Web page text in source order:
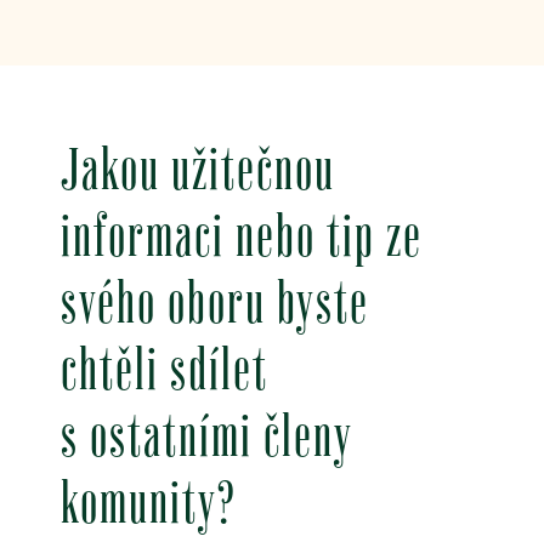
Jakou užitečnou
informaci nebo tip ze
svého oboru byste
chtěli sdílet
s ostatními členy
komunity?